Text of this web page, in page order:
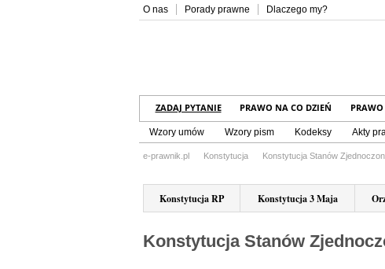
O nas Porady prawne Dlaczego my?
ZADAJ PYTANIE PRAWO NA CO DZIEŃ
Wzory umów Wzory pism Kodeksy Akty
e-prawnik.pl Konstytucja Konstytucja Stanów
Konstytucja RP Konstytucja 3 Maja
Konstytucja Stanów